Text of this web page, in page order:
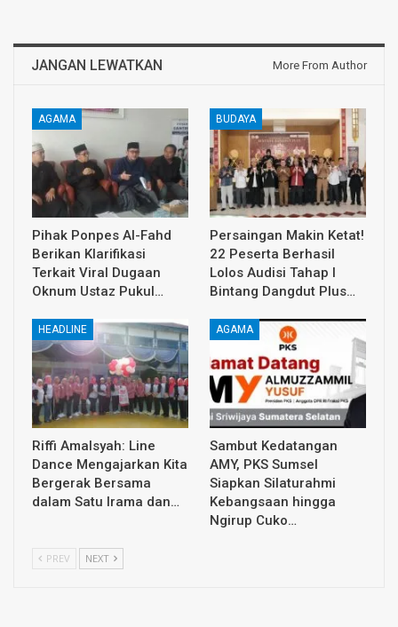
JANGAN LEWATKAN More From Author
AGAMA
Pihak Ponpes Al-Fahd
Berikan Klarifikasi
Terkait Viral Dugaan
Oknum Ustaz Pukul…
BUDAYA
Persaingan Makin Ketat!
22 Peserta Berhasil
Lolos Audisi Tahap I
Bintang Dangdut Plus…
HEADLINE
Riffi Amalsyah: Line
Dance Mengajarkan Kita
Bergerak Bersama
dalam Satu Irama dan…
AGAMA
Sambut Kedatangan
AMY, PKS Sumsel
Siapkan Silaturahmi
Kebangsaan hingga
Ngirup Cuko…
PREV NEXT